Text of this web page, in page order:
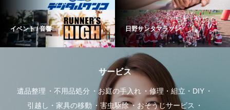
イベント / 音響 日野サンタマラソン
サービス
遺品整理 不用品処分 お庭の手入れ
修理・組立・DIY
引越し・家具の移動
害虫駆除
おそうじサービス